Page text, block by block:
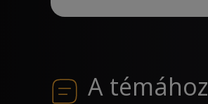
A témához